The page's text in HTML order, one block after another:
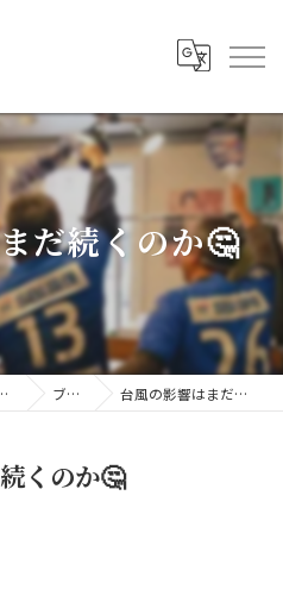
だ続くのか🤔
まか家 夢なりち ブログ 台風の影響はまだ続くのか🤔
くのか🤔